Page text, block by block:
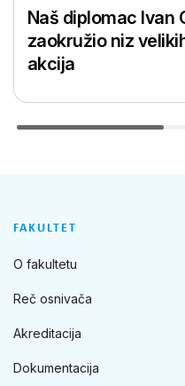
Naš diplomac Ivan
zaokružio niz
akcija
FAKULTET
O fakultetu
Reč osnivača
Akreditacija
Dokumentacija